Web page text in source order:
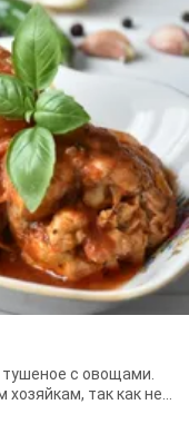
с овощами.
так как не